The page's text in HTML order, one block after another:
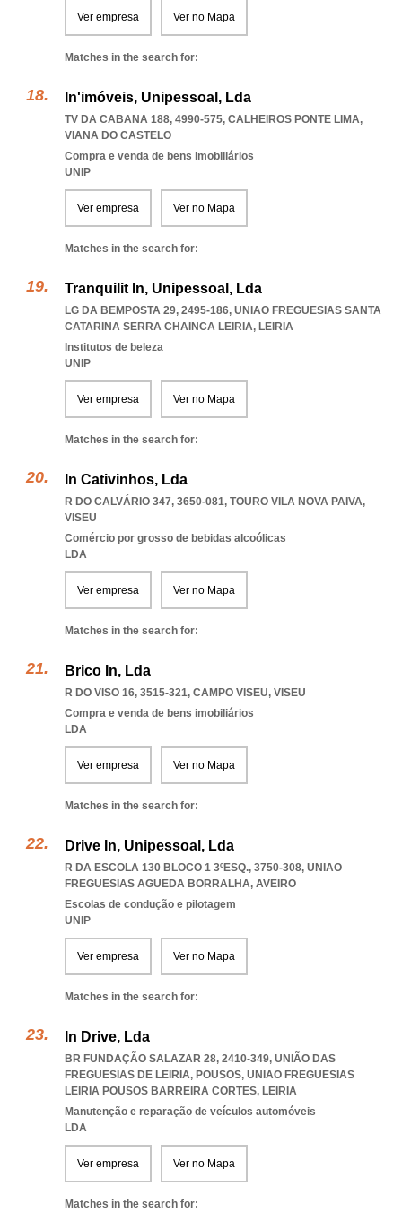
Ver empresa Ver no Mapa
Matches in the search for:
In'imóveis, Unipessoal, Lda
TV DA CABANA 188, 4990-575, CALHEIROS PONTE LIMA,
VIANA DO CASTELO
Compra e venda de bens imobiliários
UNIP
Ver empresa Ver no Mapa
Matches in the search for:
Tranquilit In, Unipessoal, Lda
LG DA BEMPOSTA 29, 2495-186, UNIAO FREGUESIAS SANTA
CATARINA SERRA CHAINCA LEIRIA, LEIRIA
Institutos de beleza
UNIP
Ver empresa Ver no Mapa
Matches in the search for:
In Cativinhos, Lda
R DO CALVÁRIO 347, 3650-081, TOURO VILA NOVA PAIVA,
VISEU
Comércio por grosso de bebidas alcoólicas
LDA
Ver empresa Ver no Mapa
Matches in the search for:
Brico In, Lda
R DO VISO 16, 3515-321, CAMPO VISEU, VISEU
Compra e venda de bens imobiliários
LDA
Ver empresa Ver no Mapa
Matches in the search for:
Drive In, Unipessoal, Lda
R DA ESCOLA 130 BLOCO 1 3ºESQ., 3750-308, UNIAO
FREGUESIAS AGUEDA BORRALHA, AVEIRO
Escolas de condução e pilotagem
UNIP
Ver empresa Ver no Mapa
Matches in the search for:
In Drive, Lda
BR FUNDAÇÃO SALAZAR 28, 2410-349, UNIÃO DAS
FREGUESIAS DE LEIRIA, POUSOS, UNIAO FREGUESIAS
LEIRIA POUSOS BARREIRA CORTES, LEIRIA
Manutenção e reparação de veículos automóveis
LDA
Ver empresa Ver no Mapa
Matches in the search for: